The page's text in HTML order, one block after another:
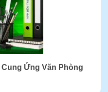
Cung Ứng Văn Phòng